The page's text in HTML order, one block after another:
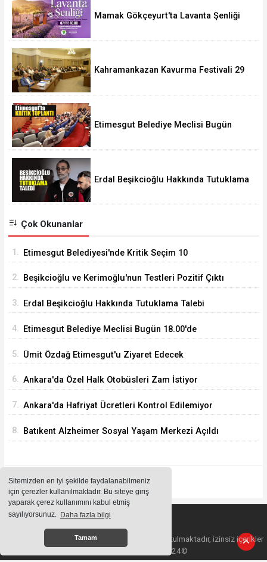
Sitemizden en iyi şekilde faydalanabilmeniz
için çerezler kullanılmaktadır. Bu siteye giriş
yaparak çerez kullanımını kabul etmiş
sayılıyorsunuz. Daha fazla bilgi
Tamam
Mamak Gökçeyurt'ta Lavanta Şenliği
Kahramankazan Kavurma Festivali 29
Etimesgut Belediye Meclisi Bugün
Erdal Beşikcioğlu Hakkında Tutuklama
Çok Okunanlar
1. Etimesgut Belediyesi'nde Kritik Seçim 10
2. Beşikcioğlu ve Kerimoğlu'nun Testleri Pozitif Çıktı
3. Erdal Beşikcioğlu Hakkında Tutuklama Talebi
4. Etimesgut Belediye Meclisi Bugün 18.00'de
5. Ümit Özdağ Etimesgut'u Ziyaret Edecek
6. Ankara'da Özel Halk Otobüsleri Zam İstiyor
7. Ankara'da Hafriyat Ücretleri Kontrol Edilemiyor
8. Batıkent Alzheimer Sosyal Yaşam Merkezi Açıldı
Sitemizde bulunan içeriklerin tüm hakları saklı tutulmaktadır, izinsiz içerikler
kullanılamaz. Copyright 2024©